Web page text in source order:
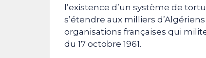
l’existence d’un système de
s’étendre aux milliers
organisations françaises qui
du 17 octobre 1961.